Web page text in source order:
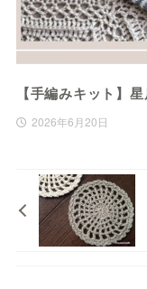
【手編みキット】
2026年6月20日